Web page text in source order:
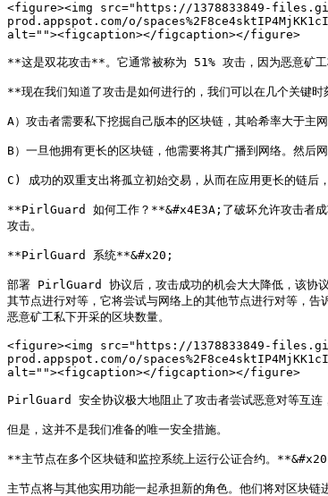
<figure><img src="https://1378833849-
prod.appspot.com/o/
alt=""><figcaption></figcaption></figure>
**这是双花攻击**。它通常被称为 51% 攻击，因为恶意矿工
**现在我们知道了攻击是如何进行的，我们可以在几个关键
A）攻击者需要私下挖掘自己版本的区块链，其哈希率大于
B）一旦他拥有更长的区块链，他需要将其广播到网络。然后
C) 成功的双重支出将孤立初始交易，从而在应用更长的链后
**PirlGuard 如何工作？**&#x4E3A;了破坏允许攻击者成功
攻击。
**PirlGuard 系统**&#x20;
部署 PirlGuard 协议后，攻击成功的机会大大降低，该协
其节点进行对等，它将尝试与网络上的其他节点进行对等，
恶意矿工私下开采的区块数量。
<figure><img src="https://1378833849-
prod.appspot.com/o/
alt=""><figcaption></figcaption></figure>
PirlGuard 安全协议极大地阻止了攻击者尝试恶意对等互连
但是，这并不是我们准备的唯一安全措施。
**主节点在多个区块链和监控系统上运行公证合约。
主节点将与其他实用功能一起承担新的角色。他们将对区块